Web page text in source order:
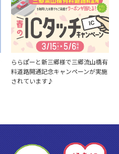
ららぽーと新三郷様で三郷流山橋有
料道路開通記念キャンペーンが実施
されています♪